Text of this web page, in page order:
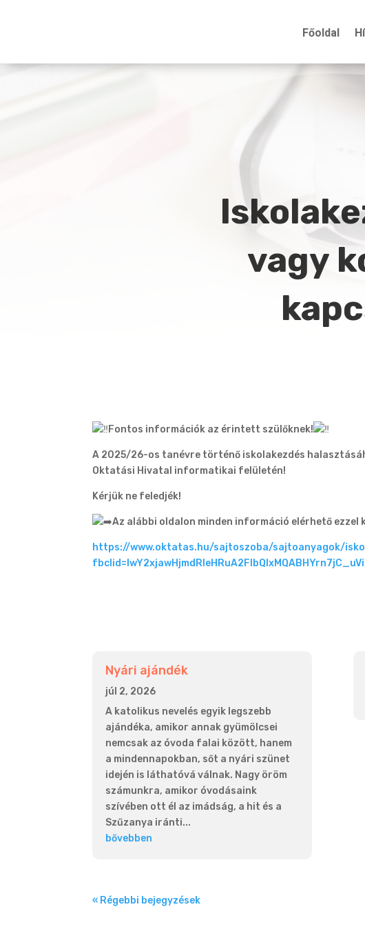
Főoldal
vagy
Fontos információk az érintett szülőknek!
A 2025/26-os tanévre történő iskolakezdés
Oktatási Hivatal informatikai felületén!
Kérjük ne feledjék!
Az alábbi oldalon minden információ elérhető ezzel
https://www.oktatas.hu/sajtoszoba/sajtoanyagok/
Nyári ajándék
júl 2, 2026
A katolikus nevelés egyik legszebb
ajándéka, amikor annak gyümölcsei
nemcsak az óvoda falai között, hanem
a mindennapokban, sőt a nyári szünet
idején is láthatóvá válnak. Nagy öröm
számunkra, amikor óvodásaink
szívében ott él az imádság, a hit és a
Szűzanya iránti...
bővebben
« Régebbi bejegyzések